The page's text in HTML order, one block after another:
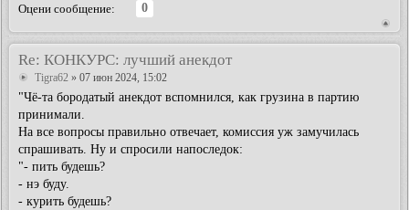
Оцени сообщение:
0
Re: КОНКУРС: лучший анекдот
Tigra62 » 07 июн 2024, 15:02
"Чё-та бородатый анекдот вспомнился, как грузина в партию
принимали.
На все вопросы правильно отвечает, комиссия уж замучилась
спрашивать. Ну и спросили напоследок:
"- пить будешь?
- нэ буду.
- курить будешь?